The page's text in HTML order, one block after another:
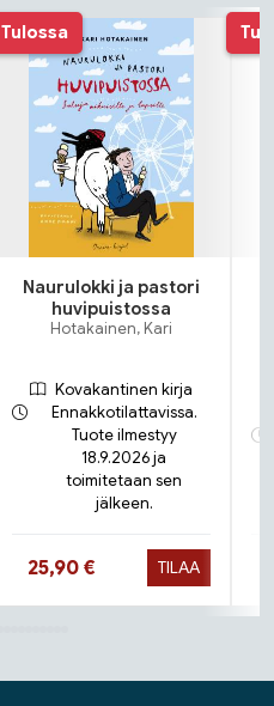
Tulossa
Naurulokki ja pastori
huvipuistossa
Hotakainen, Kari
Kovakantinen kirja
Ennakkotilattavissa.
Tuote ilmestyy
18.9.2026 ja
toimitetaan sen
jälkeen.
Hinta nyt
25,90 € TILAA